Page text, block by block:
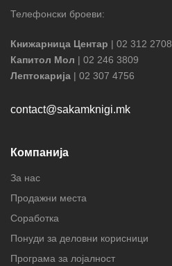
Телефонски броеви:
Книжарница Центар | 02 312 2708
Капитол Мол | 02 246 3809
Лептокарија | 02 307 4756
contact@sakamknigi.mk
Компанија
За нас
Продажни места
Соработка
Понуди за деловни корисници
Програма за лојалност